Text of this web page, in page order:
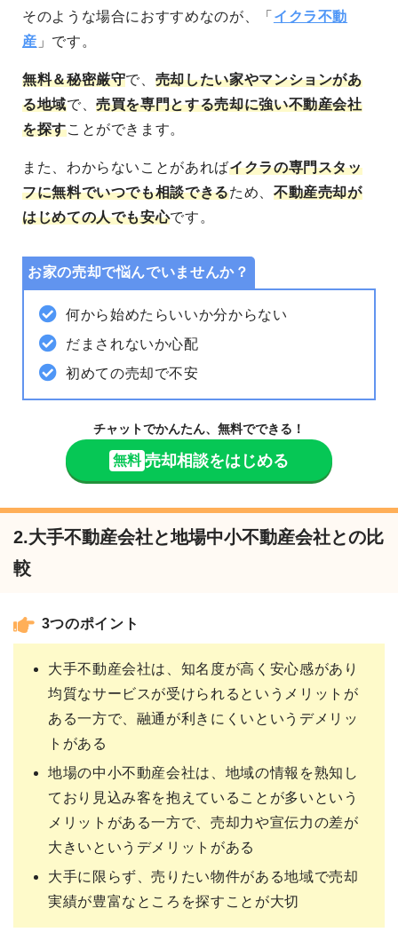
そのような場合におすすめなのが、「 イクラ不動
産 」です。
無料＆秘密厳守で、 売却したい家やマンションがあ
る地域で、売買を専門とする売却に強い不動産会社
を探すことができます。
また、わからないことがあればイクラの専門スタッ
フに無料でいつでも相談できるため、 不動産売却が
はじめての人でも安心です。
お家の売却で悩んでいませんか？
何から始めたらいいか分からない
だまされないか心配
初めての売却で不安
チャットでかんたん、無料でできる！
無料 売却相談をはじめる
2.大手不動産会社と地場中小不動産会社との比
較
3つのポイント
大手不動産会社は、知名度が高く安心感があり
均質なサービスが受けられるというメリットが
ある一方で、融通が利きにくいというデメリッ
トがある
地場の中小不動産会社は、地域の情報を熟知し
ており見込み客を抱えていることが多いという
メリットがある一方で、売却力や宣伝力の差が
大きいというデメリットがある
大手に限らず、売りたい物件がある地域で売却
実績が豊富なところを探すことが大切